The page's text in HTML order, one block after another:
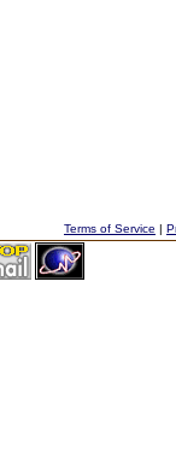
Terms of Service |